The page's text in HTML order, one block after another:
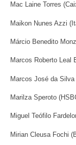
Mac Laine Torres
Maikon Nunes Azzi
Márcio Benedito
Marcos Roberto Leal
Marcos José da Silva
Marilza Speroto
Miguel Teófilo
Mirian Cleusa Fochi